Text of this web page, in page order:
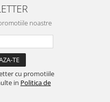
noastre
cu promotiile
in Politica de